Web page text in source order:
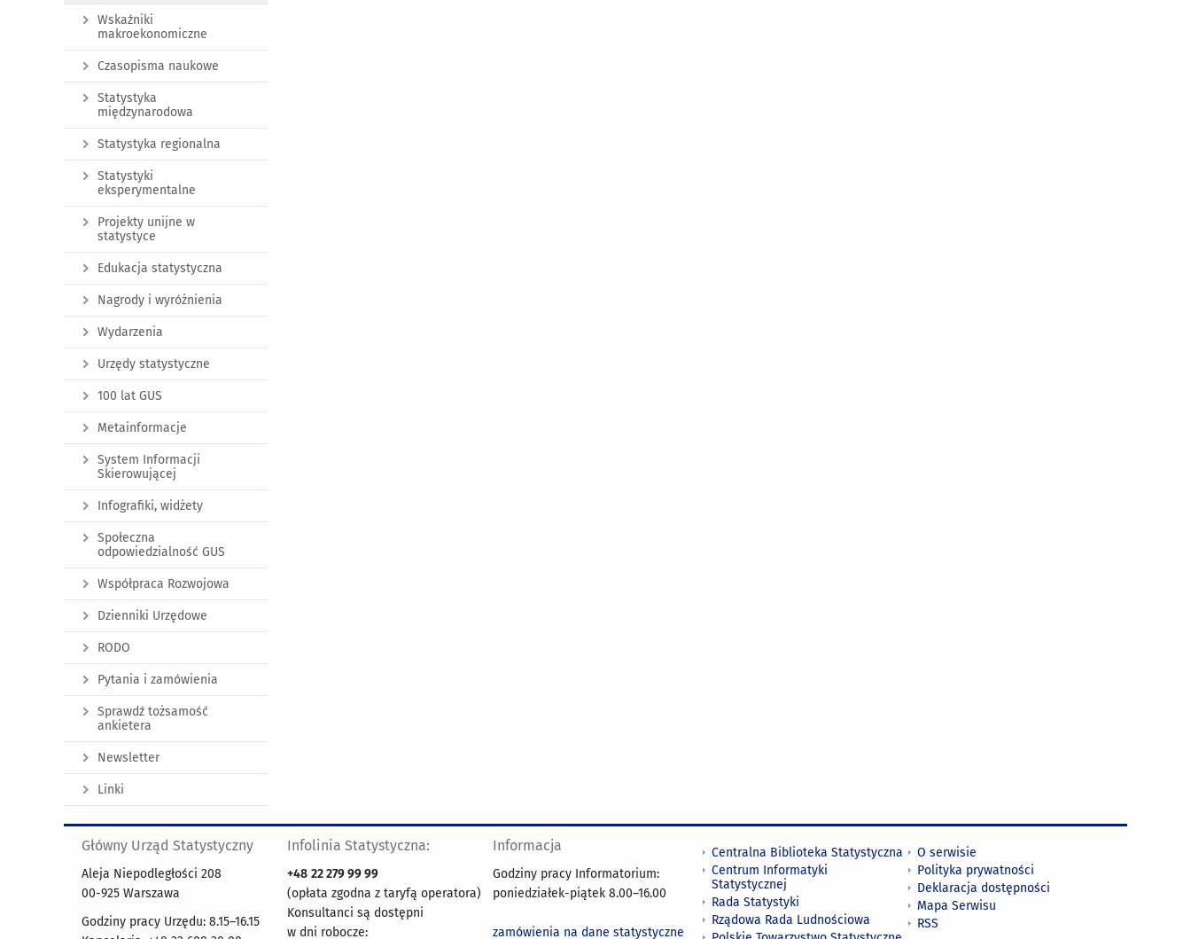
Wskaźniki
makroekonomiczne
Czasopisma naukowe
Statystyka
międzynarodowa
Statystyka regionalna
Statystyki
eksperymentalne
Projekty unijne w
statystyce
Edukacja statystyczna
Nagrody i wyróżnienia
Wydarzenia
Urzędy statystyczne
100 lat GUS
Metainformacje
System Informacji
Skierowującej
Infografiki, widżety
Społeczna
odpowiedzialność GUS
Współpraca Rozwojowa
Dzienniki Urzędowe
RODO
Pytania i zamówienia
Sprawdź tożsamość
ankietera
Newsletter
Linki
Główny Urząd Statystyczny
Aleja Niepodległości 208
00-925 Warszawa
Godziny pracy Urzędu: 8.15–16.15
Infolinia Statystyczna:
+48 22 279 99 99
(opłata zgodna z taryfą operatora)
Konsultanci są dostępni
w dni robocze:
Informacja
Godziny pracy Informatorium:
poniedziałek-piątek 8.00–16.00
zamówienia na dane statystyczne
Centralna Biblioteka Statystyczna
Centrum Informatyki
Statystycznej
Rada Statystyki
Rządowa Rada Ludnościowa
O serwisie
Polityka prywatności
Deklaracja dostępności
Mapa Serwisu
RSS